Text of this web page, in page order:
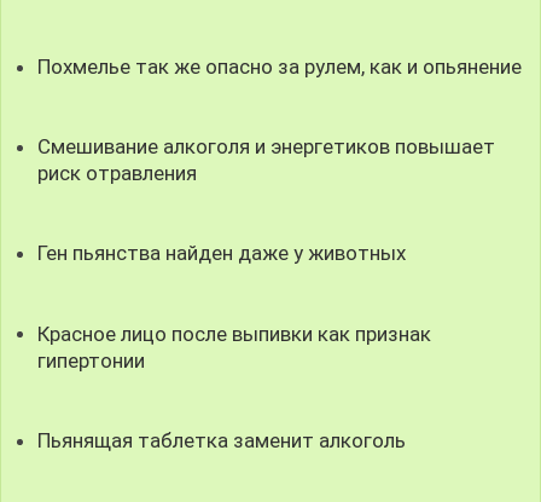
Похмелье так же опасно за рулем, как и опьянение
Смешивание алкоголя и энергетиков повышает
риск отравления
Ген пьянства найден даже у животных
Красное лицо после выпивки как признак
гипертонии
Пьянящая таблетка заменит алкоголь